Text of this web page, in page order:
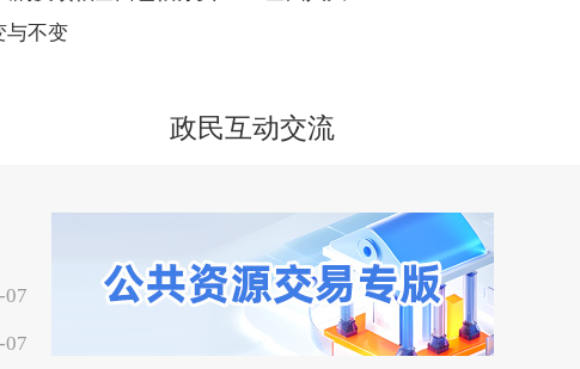
与不变
政民互动交流
07
07